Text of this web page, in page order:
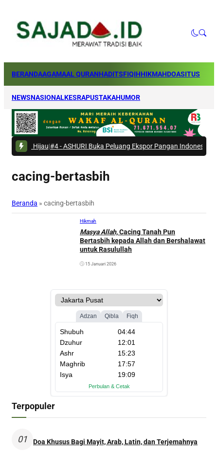
BERANDAAGAMAAL QURANHADITSFIQIHHIKMAHDOASITUS
NEWSNASIONALKESRAPUSTAKAHUMOR
#4 - ASHURI Buka Peluang Ekspor Pangan Indonesia ke Arab
cacing-bertasbih
Beranda » cacing-bertasbih
Hikmah
Masya Allah,Cacing Tanah Pun
Bertasbih kepada Allah dan Bershalawat
untuk Rasulullah
15 Januari 2026
Terpopuler
01 Doa Khusus Bagi Mayit, Arab, Latin, dan Terjemahnya